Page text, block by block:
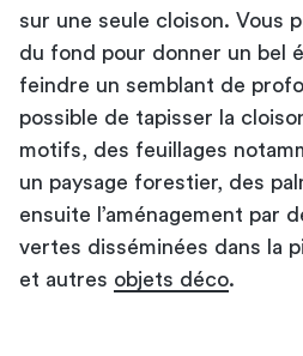
sur une seule cloison. Vous
du fond pour donner un bel
feindre un semblant de
possible de tapisser la
motifs, des feuillages
un paysage forestier, des
ensuite l’aménagement par
vertes disséminées dans la
et autres objets déco.